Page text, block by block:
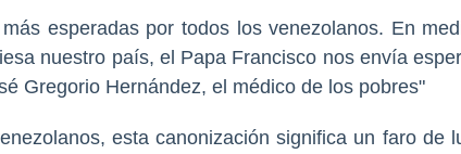
esperadas por todos los venezolanos. En
nuestro país, el Papa Francisco nos envía
Gregorio Hernández, el médico de los pobres"
esta canonización significa un faro de